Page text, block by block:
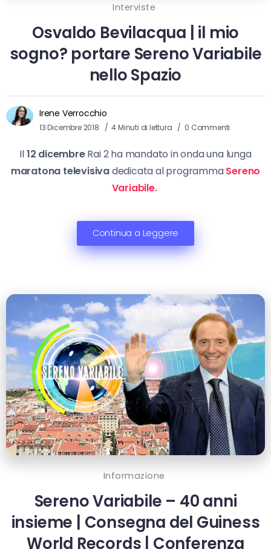
Interviste
Osvaldo Bevilacqua | il mio
sogno? portare Sereno Variabile
nello Spazio
Irene Verrocchio
13 Dicembre 2018 4 Minuti di lettura 0 Commenti
Il12 dicembreRai 2 ha mandato in onda una lunga
maratona televisivadedicata al programmaSereno
Variabile.
Continua a Leggere
Informazione
Sereno Variabile – 40 anni
insieme | Consegna del Guiness
World Records | Conferenza